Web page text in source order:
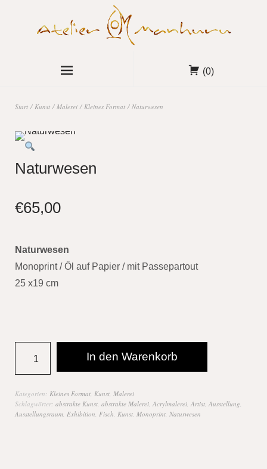
(0)
Start / Kunst / Malerei / Kleines Format / Naturwesen
Naturwesen
€65,00
Naturwesen
Monoprint / Öl auf Papier / mit Passepartout
25 x19 cm
In den Warenkorb
Kategorien: Kleines Format, Kunst, Malerei
Schlagwörter: abstrakte Kunst, abstrakte Malerei, Acrylmalerei, Artist, Ausstellung,
Ausstellungsraum, Exhibition, Fisch, Kunst, Monoprint, Naturwesen